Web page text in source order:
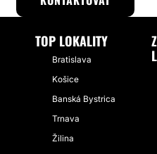
TOP LOKALITY
Bratislava
Košice
Banská Bystrica
Trnava
Žilina